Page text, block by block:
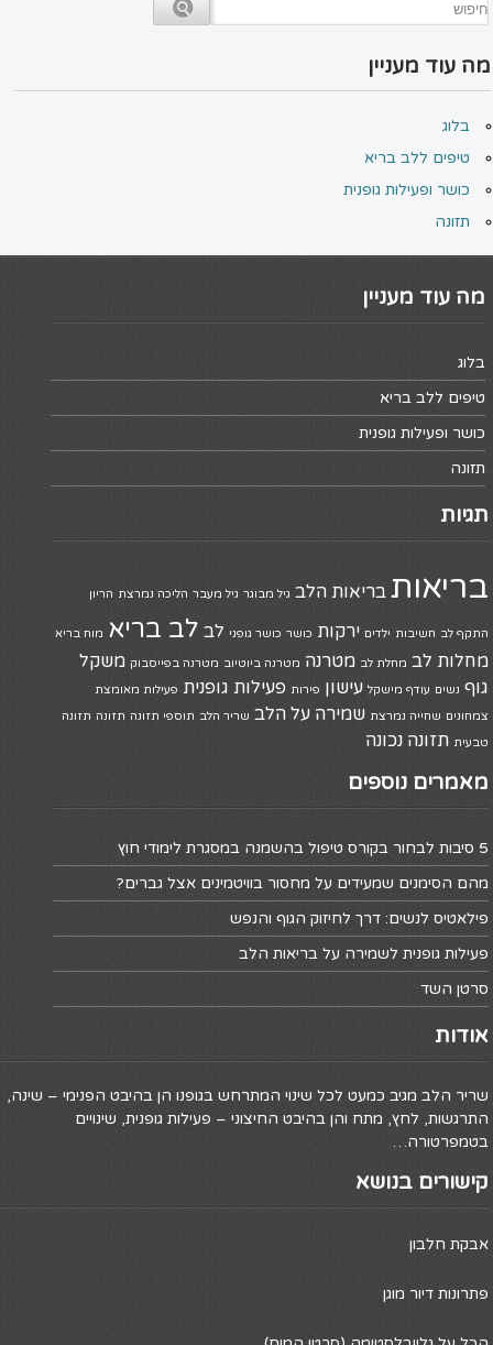
מה עוד מעניין
בלוג
טיפים ללב בריא
כושר ופעילות גופנית
תזונה
מה עוד מעניין
בלוג
טיפים ללב בריא
כושר ופעילות גופנית
תזונה
תגיות
בריאות בריאות הלב גיל מבוגר גיל מעבר הליכה נמרצת הריון
התקף לב חשיבות ילדים ירקות כושר כושר גופני לב לב בריא מוח בריא
מחלות לב מחלת לב מטרנה מטרנה ביוטיוב מטרנה בפייסבוק משקל
גוף נשים עודף מישקל עישון פירות פעילות גופנית פעילות מאומצת
צמחונים שחייה נמרצת שמירה על הלב שריר הלב תוספי תזונה תזונה תזונה
טבעית תזונה נכונה
מאמרים נוספים
5 סיבות לבחור בקורס טיפול בהשמנה במסגרת לימודי חוץ
מהם הסימנים שמעידים על מחסור בוויטמינים אצל גברים?
פילאטיס לנשים: דרך לחיזוק הגוף והנפש
פעילות גופנית לשמירה על בריאות הלב
סרטן השד
אודות
שריר הלב מגיב כמעט לכל שינוי המתרחש בגופנו הן בהיבט הפנימי – שינה,
התרגשות, לחץ, מתח והן בהיבט החיצוני – פעילות גופנית, שינויים
בטמפרטורה…
קישורים בנושא
אבקת חלבון
פתרונות דיור מוגן